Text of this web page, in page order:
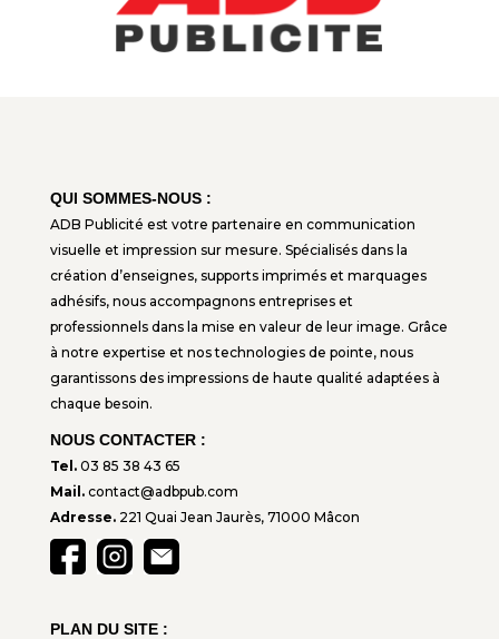
QUI SOMMES-NOUS :
ADB Publicité est votre partenaire en communication
visuelle et impression sur mesure. Spécialisés dans la
création d’enseignes, supports imprimés et marquages
adhésifs, nous accompagnons entreprises et
professionnels dans la mise en valeur de leur image. Grâce
à notre expertise et nos technologies de pointe, nous
garantissons des impressions de haute qualité adaptées à
chaque besoin.
NOUS CONTACTER :
Tel.03 85 38 43 65
Mail.contact@adbpub.com
Adresse.221 Quai Jean Jaurès, 71000 Mâcon
PLAN DU SITE :